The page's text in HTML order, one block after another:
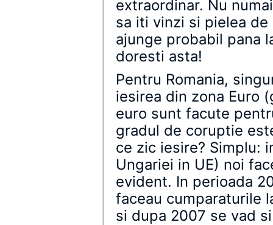
extraordinar. Nu
sa iti vinzi si pielea
ajunge probabil pana
doresti asta!
Pentru Romania,
iesirea din zona Euro
euro sunt facute
gradul de coruptie
ce zic iesire? Simplu:
Ungariei in UE) noi
evident. In perioada
faceau cumparaturile
si dupa 2007 se vad